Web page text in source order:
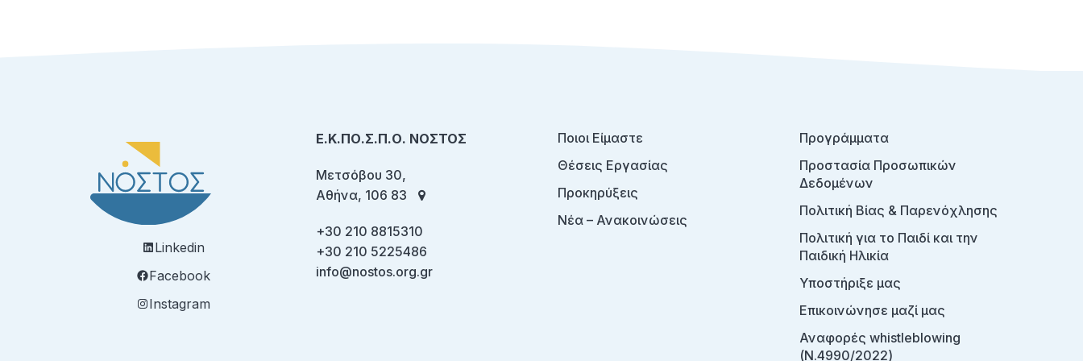
Linkedin
Facebook
Instagram
Ε.Κ.ΠΟ.Σ.Π.Ο. ΝΟΣΤΟΣ
Μετσόβου 30,
Αθήνα, 106 83
+30 210 8815310
+30 210 5225486
info@nostos.org.gr
Ποιοι Είμαστε
Θέσεις Εργασίας
Προκηρύξεις
Νέα – Ανακοινώσεις
Προγράμματα
Προστασία Προσωπικών
Δεδομένων
Πολιτική Βίας & Παρενόχλησης
Πολιτική για το Παιδί και την
Παιδική Ηλικία
Υποστήριξε μας
Επικοινώνησε μαζί μας
Αναφορές whistleblowing
(Ν.4990/2022)